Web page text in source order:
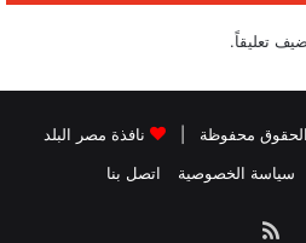
تعليقاً.
نافذة مصر البلد
سياسة الخصوصية اتصل بنا
ملخص